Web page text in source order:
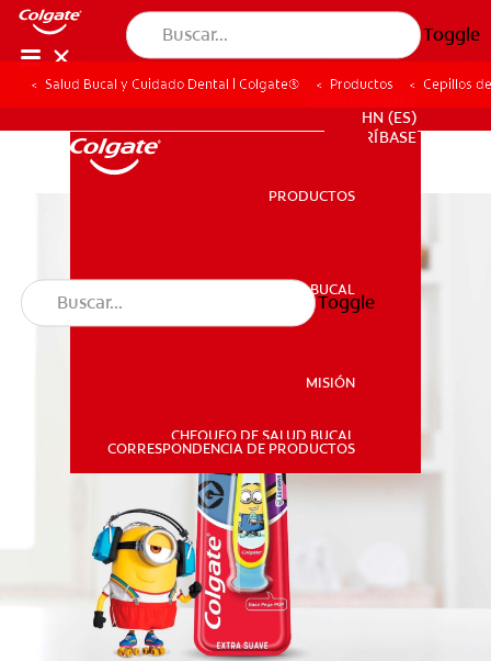
Toggle
SALUD BUCAL
CHEQUEO DE SALUD BUCAL
CORRESPONDENCIA DE PRODUCTOS
HN (ES)
SUSCRÍBASE
PRODUCTOS
SALUD BUCAL
MISIÓN
CHEQUEO DE SALUD BUCAL
CORRESPONDENCIA DE PRODUCTOS
Toggle
Salud Bucal y Cuidado Dental | Colgate® Productos Cepillos